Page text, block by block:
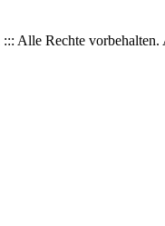
Alle Rechte